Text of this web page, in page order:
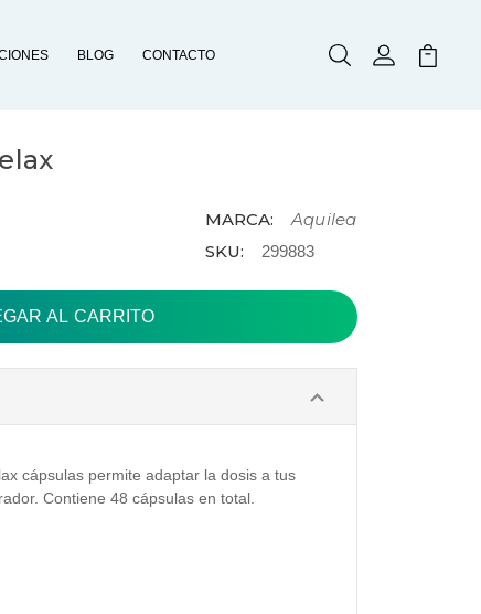
BLOG CONTACTO BuscarMi Cuenta
Mi
MARCA:
Aquilea
SKU:
299883
cápsulas permite adaptar la dosis a tus
Contiene 48 cápsulas en total.